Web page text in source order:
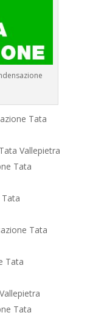
Tata
Vallepietra
Tata
Tata
Tata
Tata
Tata